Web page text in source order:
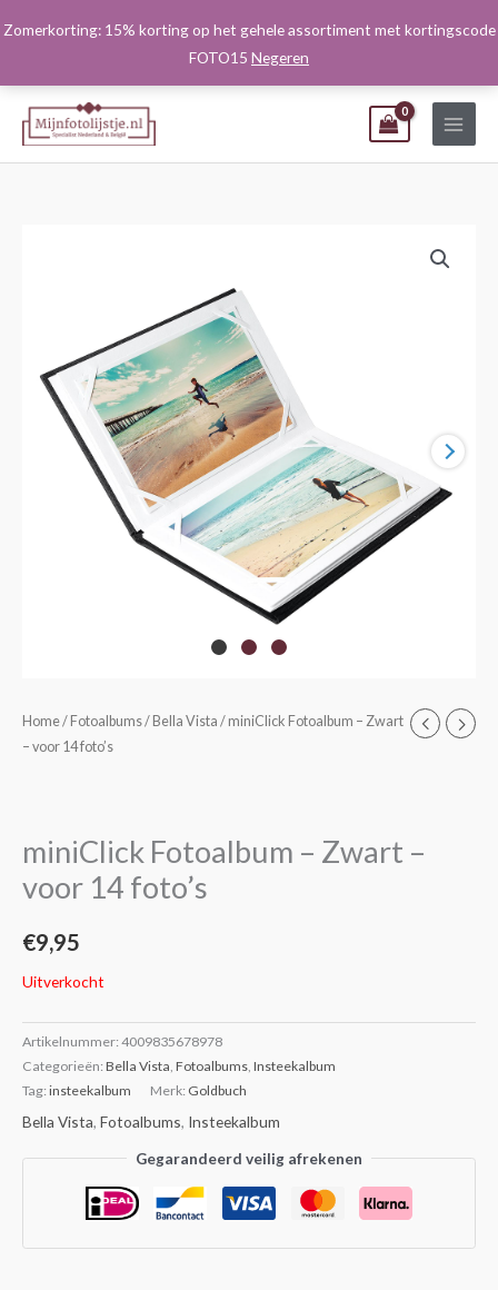
Zomerkorting: 15% korting op het gehele assortiment met kortingscode
FOTO15 Negeren
naar
Home/ Fotoalbums/ Bella Vista / miniClick Fotoalbum – Zwart
– voor 14 foto’s
miniClick Fotoalbum – Zwart –
voor 14 foto’s
€9,95
Uitverkocht
Artikelnummer: 4009835678978
Categorieën: Bella Vista, Fotoalbums, Insteekalbum
Tag: insteekalbum Merk: Goldbuch
Bella Vista, Fotoalbums, Insteekalbum
Gegarandeerd veilig afrekenen